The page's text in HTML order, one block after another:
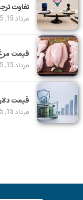
تفاوت
مرداد 15, 1405
قیمت
مرداد 15, 1405
قیمت دلار
مرداد 15, 1405